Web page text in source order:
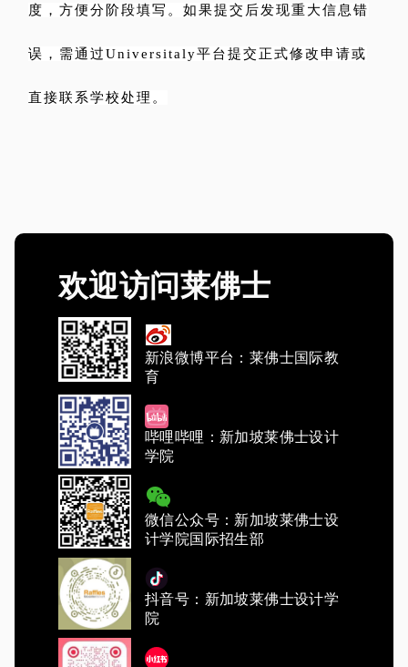
度，方便分阶段填写。如果提交后发现重大信息错
误，需通过Universitaly平台提交正式修改申请或
直接联系学校处理。
欢迎访问莱佛士
新浪微博平台：莱佛士国际教
育
哔哩哔哩：新加坡莱佛士设计
学院
微信公众号：新加坡莱佛士设
计学院国际招生部
抖音号：新加坡莱佛士设计学
院